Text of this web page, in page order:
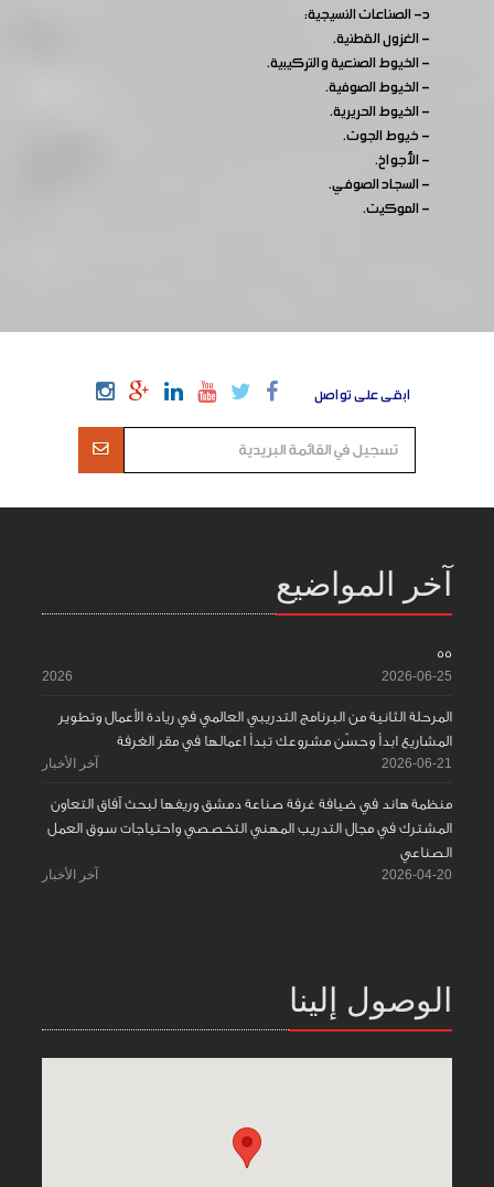
د- الصناعات النسيجية:
- الغزول القطنية.
- الخيوط الصنعية والتركيبية.
- الخيوط الصوفية.
- الخيوط الحريرية.
- خيوط الجوت.
- الأجواخ.
- السجاد الصوفي.
- الموكيت.
ابقى على تواصل
آخر المواضيع
55
2026-06-25
2026
المرحلة الثانية من البرنامج التدريبي العالمي في ريادة الأعمال وتطوير
المشاريع ابدأ وحسّن مشروعك تبدأ اعمالها في مقر الغرفة
2026-06-21 آخر الأخبار
منظمة هاند في ضيافة غرفة صناعة دمشق وريفها لبحث آفاق التعاون
المشترك في مجال التدريب المهني التخصصي واحتياجات سوق العمل
الصناعي
2026-04-20 آخر الأخبار
الوصول إلينا